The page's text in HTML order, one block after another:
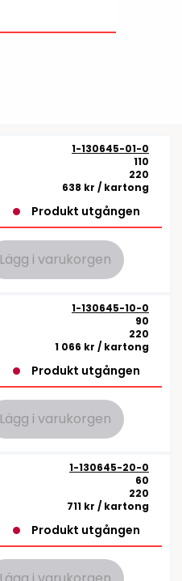
1-130645-01-0
110
220
638 kr / kartong
Produkt utgången
Lägg i varukorgen
1-130645-10-0
90
220
1 066 kr / kartong
Produkt utgången
Lägg i varukorgen
1-130645-20-0
60
220
711 kr / kartong
Produkt utgången